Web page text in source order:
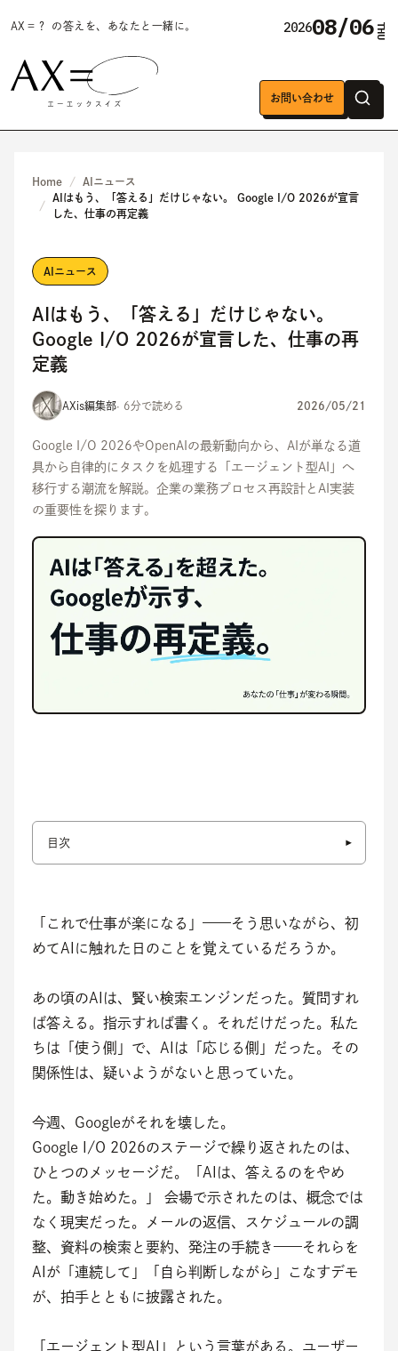
AX＝？ の答えを、あなたと一緒に。 202608/06THU
お問い合わせ
Home
AIニュース
AIはもう、「答える」だけじゃない。 Google I/O 2026が宣言
した、仕事の再定義
AIニュース
AIはもう、「答える」だけじゃない。
Google I/O 2026が宣言した、仕事の再
定義
AXis編集部· 6分で読める 2026/05/21
Google I/O 2026やOpenAIの最新動向から、AIが単なる道
具から自律的にタスクを処理する「エージェント型AI」へ
移行する潮流を解説。企業の業務プロセス再設計とAI実装
の重要性を探ります。
目次
「これで仕事が楽になる」——そう思いながら、初
めてAIに触れた日のことを覚えているだろうか。
あの頃のAIは、賢い検索エンジンだった。質問すれ
ば答える。指示すれば書く。それだけだった。私た
ちは「使う側」で、AIは「応じる側」だった。その
関係性は、疑いようがないと思っていた。
今週、Googleがそれを壊した。
Google I/O 2026のステージで繰り返されたのは、
ひとつのメッセージだ。「AIは、答えるのをやめ
た。動き始めた。」 会場で示されたのは、概念では
なく現実だった。メールの返信、スケジュールの調
整、資料の検索と要約、発注の手続き——それらを
AIが「連続して」「自ら判断しながら」こなすデモ
が、拍手とともに披露された。
「エージェント型AI」という言葉がある。ユーザー